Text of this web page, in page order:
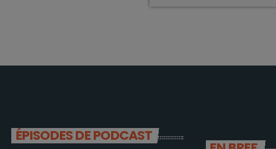
ÉPISODES DE PODCAST